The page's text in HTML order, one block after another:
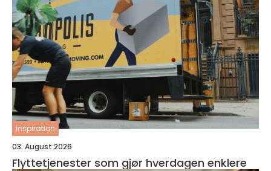
inspiration
03. August 2026
Flyttetjenester som gjør hverdagen enklere